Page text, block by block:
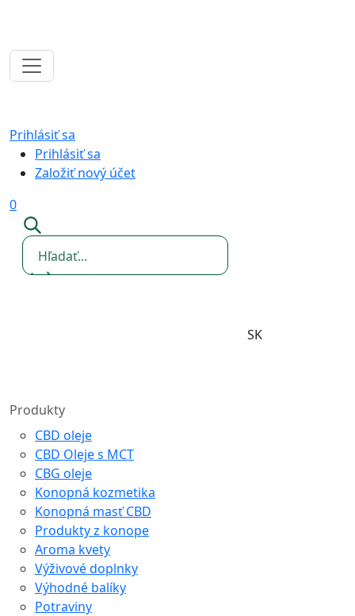
Prihlásiť sa
Prihlásiť sa
Založiť nový účet
0
SK
Produkty
CBD oleje
CBD Oleje s MCT
CBG oleje
Konopná kozmetika
Konopná masť CBD
Produkty z konope
Aroma kvety
Výživové doplnky
Výhodné balíky
Potraviny